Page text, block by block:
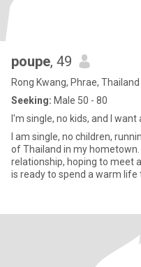
poupe, 49
Rong Kwang, Phrae, Thailand
Seeking: Male 50 - 80
I'm single, no kids, and I
I am single, no children,
of Thailand in my
relationship, hoping to meet
is ready to spend a warm life